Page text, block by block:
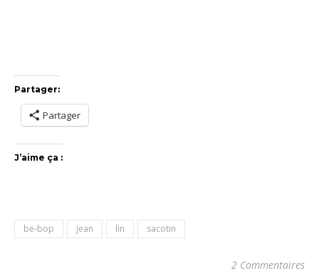
Partager:
Partager
J’aime ça :
be-bop jean lin sacotin
2 Commentaires